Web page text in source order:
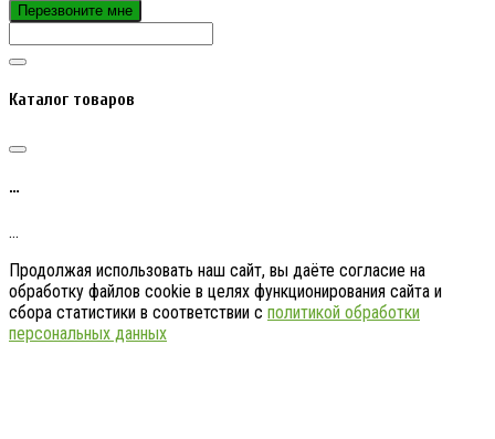
Перезвоните мне
Каталог товаров
…
…
Продолжая использовать наш сайт, вы даёте согласие на
обработку файлов cookie в целях функционирования сайта и
сбора статистики в соответствии с политикой обработки
персональных данных